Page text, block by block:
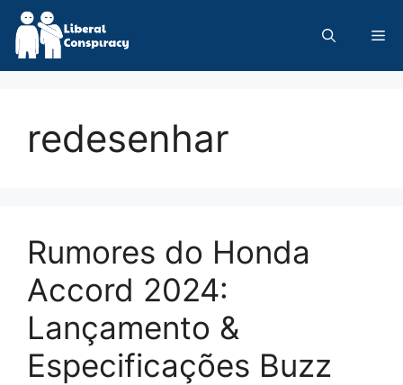
Skip
content
redesenhar
Rumores do Honda
Accord 2024:
Lançamento &
Especificações Buzz